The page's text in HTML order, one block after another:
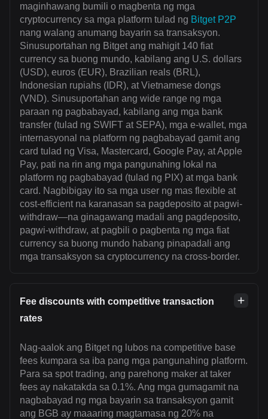
maginhawang bumili o magbenta ng mga
cryptocurrency sa mga platform tulad ng Bitget P2P
nang walang anumang bayarin sa transaksyon.
Sinusuportahan ng Bitget ang mahigit 140 fiat
currency sa buong mundo, kabilang ang U.S. dollars
(USD), euros (EUR), Brazilian reals (BRL),
Indonesian rupiahs (IDR), at Vietnamese dongs
(VND). Sinusuportahan ang wide range ng mga
paraan ng pagbabayad, kabilang ang mga bank
transfer (tulad ng SWIFT at SEPA), mga e-wallet, mga
internasyonal na platform ng pagbabayad gamit ang
card tulad ng Visa, Mastercard, Google Pay, at Apple
Pay, pati na rin ang mga pangunahing lokal na
platform ng pagbabayad (tulad ng PIX) at mga bank
card. Nagbibigay ito sa mga user ng mas flexible at
cost-efficient na karanasan sa pagdeposito at pagwi-
withdraw—na ginagawang madali ang pagdeposito,
pagwi-withdraw, at pagbili o pagbenta ng mga fiat
currency sa buong mundo habang pinapadali ang
mga transaksyon sa cryptocurrency na cross-border.
Fee discounts with competitive transaction
rates
Nag-aalok ang Bitget ng lubos na competitive base
fees kumpara sa iba pang mga pangunahing platform.
Para sa spot trading, ang parehong maker at taker
fees ay nakatakda sa 0.1%. Ang mga gumagamit na
nagbabayad ng mga bayarin sa transaksyon gamit
ang BGB ay maaaring magtamasa ng 20% ​​na